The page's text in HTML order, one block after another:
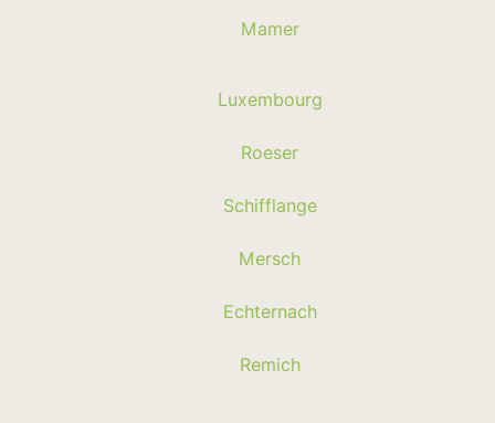
Mamer
Luxembourg
Roeser
Schifflange
Mersch
Echternach
Remich